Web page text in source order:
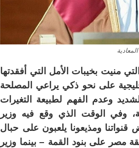
منيت بخيبات الأمل التي أفقدتها
على نحو ذكي يراعي المصلحة
وعدم الفهم لطبيعة التغيرات
وفي الوقت الذي وقع فيه وزير
ومذيعونا يلعبون على حبال
مصر على بنود القمة – بينما وزير